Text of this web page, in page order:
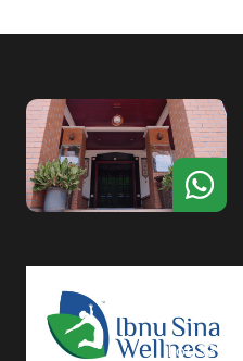
Lot 331,